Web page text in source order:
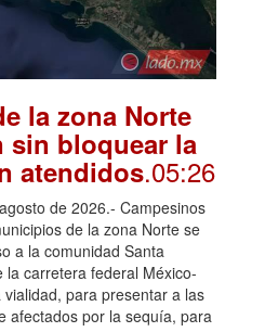
la zona Norte
sin bloquear la
atendidos.05:26
de 2026.- Campesinos
de la zona Norte se
a la comunidad Santa
la carretera federal México-
para presentar a las
afectados por la sequía, para